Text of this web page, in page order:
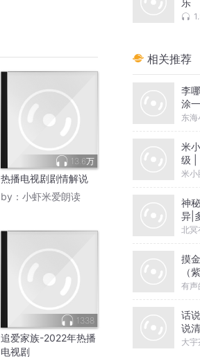
13.6万
热播电视剧剧情解说
by： 小虾米爱朗读
1338
追爱家族-2022年热播
电视剧
相关推荐
李
涂
级
东
米
级 |
米小
神
异|
北冥
摸
（
有声
话
说
尔
大